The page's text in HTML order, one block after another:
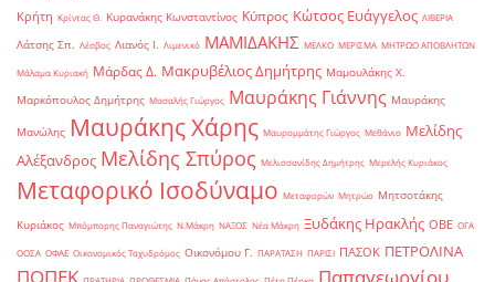
Κρήτη Κρίντας Θ. Κυρανάκης Κωνσταντίνος Κύπρος Κώτσος Ευάγγελος ΛΙΒΕΡΙΑ
Λάτσης Σπ. Λέσβος Λιανός Ι. Λιμενικό ΜΑΜΙΔΑΚΗΣ ΜΕΛΚΟ ΜΕΡΙΣΜΑ ΜΗΤΡΩΟ ΑΠΟΒΛΗΤΩΝ
Μάλαμα Κυριακή Μάρδας Δ. Μακρυβέλιος Δημήτρης Μαμουλάκης Χ.
Μαρκόπουλος Δημήτρης Μασαλής Γιώργος Μαυράκης Γιάννης Μαυράκης
Μανώλης Μαυράκης Χάρης Μαυρομμάτης Γιώργος Μεθάνιο Μελίδης
Αλέξανδρος Μελίδης Σπύρος Μελισσανίδης Δημήτρης Μερελής Κυριάκος
Μεταφορικό Ισοδύναμο Μεταφορών Μητρώο Μητσοτάκης
Κυριάκος Μπόμπορης Παναγιώτης Ν.Μάκρη ΝΑΞΟΣ Νέα Μάκρη Ξυδάκης Ηρακλής ΟΒΕ ΟΓΑ
ΟΟΣΑ ΟΦΑΕ Οικονομικός Ταχυδρόμος Οικονόμου Γ. ΠΑΡΑΤΑΣΗ ΠΑΡΙΣΙ ΠΑΣΟΚ ΠΕΤΡΟΛΙΝΑ